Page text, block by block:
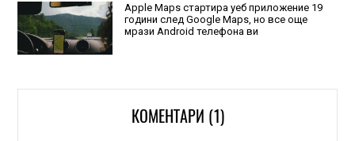
Apple Maps стартира уеб приложение 19
години след Google Maps, но все още
мрази Android телефона ви
КОМЕНТАРИ (1)